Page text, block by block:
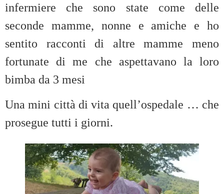
infermiere che sono state come delle
seconde mamme, nonne e amiche e ho
sentito racconti di altre mamme meno
fortunate di me che aspettavano la loro
bimba da 3 mesi
Una mini città di vita quell’ospedale … che
prosegue tutti i giorni.